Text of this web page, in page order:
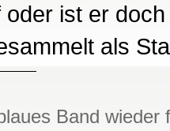
ist er
als
Band wieder